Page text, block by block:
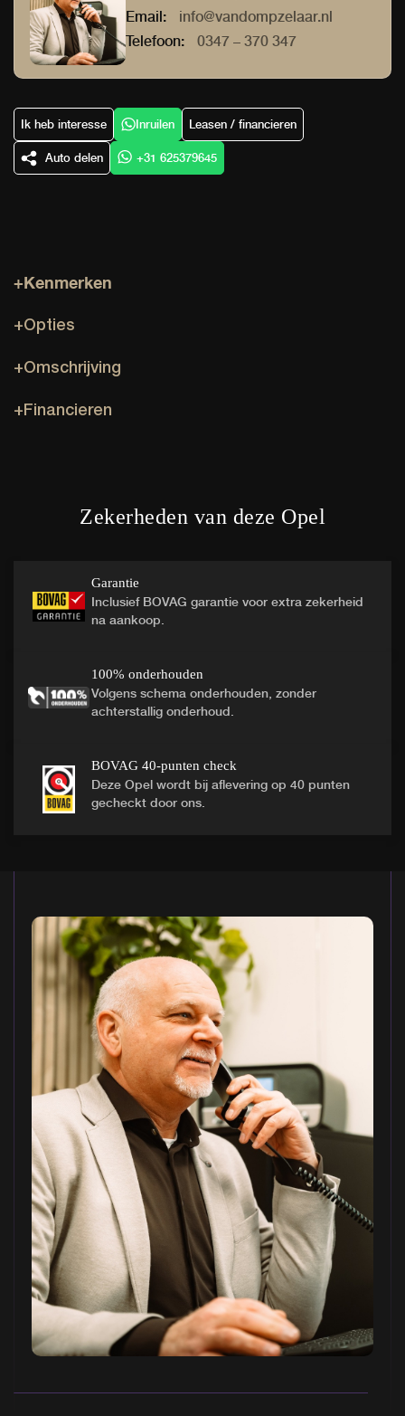
Email:
info@vandompzelaar.nl
Telefoon:
0347 – 370 347
Ik heb interesse Inruilen Leasen / financieren
Auto delen +31 625379645
+Kenmerken
+Opties
+Omschrijving
+Financieren
Zekerheden van deze Opel
Garantie
Inclusief BOVAG garantie voor extra zekerheid
na aankoop.
100% onderhouden
Volgens schema onderhouden, zonder
achterstallig onderhoud.
BOVAG 40-punten check
Deze Opel wordt bij aflevering op 40 punten
gecheckt door ons.